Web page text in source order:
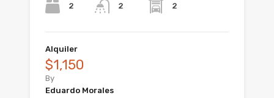
2 2 2
Alquiler
$1,150
By
Eduardo Morales